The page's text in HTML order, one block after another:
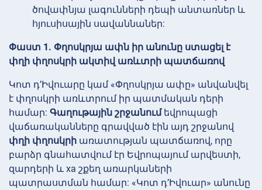
ծովափնյա լագունների դեպի անտառներ և
հյուսիսային սավաննաներ:
Փաստ 1. Փղոսկրյա ափն իր անունը ստացել է
փղի փղոսկրի ակտիվ առևտրի պատճառով
Կոտ դ’Իվուարը կամ «Փղոսկրյա ափը» անվանվել
է փղոսկրի առևտրում իր պատմական դերի
համար: Գաղութային շրջանումեվրոպացի
վաճառականները գրավված էին այդ շրջանով
փղի փղոսկրի առատության պատճառով, որը
բարձր գնահատվում էր Եվրոպայում արվեստի,
զարդերի և xa շքեղ առարկաների
պատրաստման համար: «Կոտ դ’Իվուար» անունը